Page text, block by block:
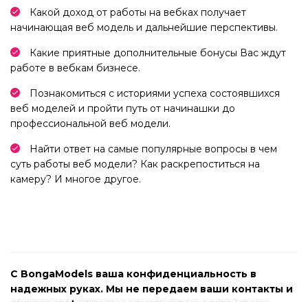
Какой доход от работы на вебках получает
начинающая веб модель и дальнейшие перспективы.
Какие приятные дополнительные бонусы Вас ждут
работе в вебкам бизнесе.
Познакомиться с историями успеха состоявшихся
веб моделей и пройти путь от начинашки до
профессиональной веб модели.
Найти ответ на самые популярные вопросы в чем
суть работы веб модели? Как раскрепоститься на
камеру? И многое другое.
С BongaModels ваша конфиденциальность в
надежных руках. Мы не передаем ваши контакты и